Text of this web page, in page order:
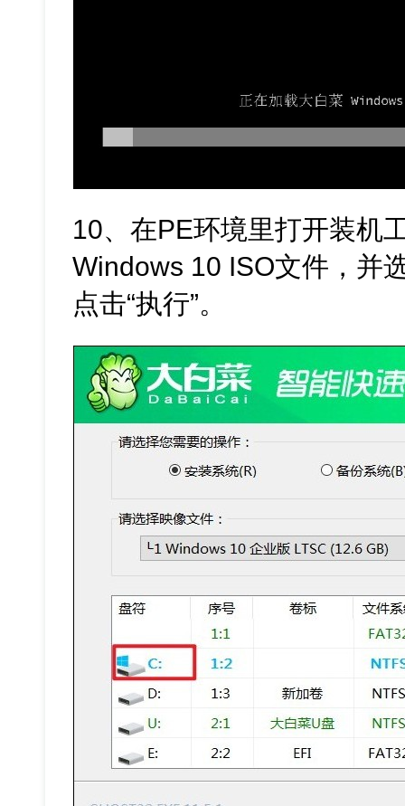
10、在PE环境里打开装机
Windows 10 ISO文件，并
点击“执行”。